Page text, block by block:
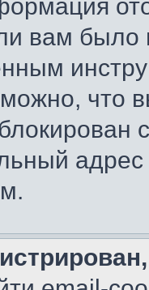
вам
что
адрес